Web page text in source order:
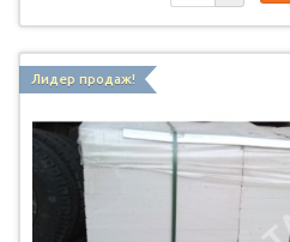
Лидер продаж!